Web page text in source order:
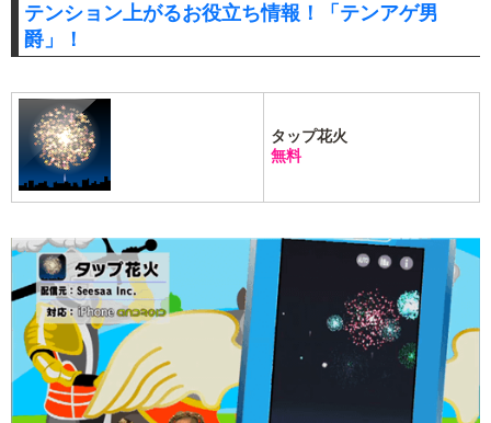
テンション上がるお役立ち情報！「テンアゲ男
爵」！
タップ花火
無料